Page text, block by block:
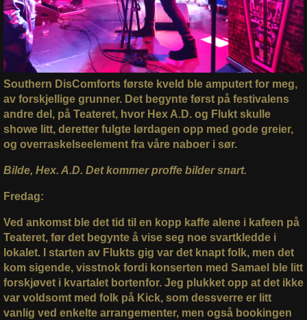
Southern DisComforts første kveld ble amputert for meg,
av forskjellige grunner. Det begynte først på festivalens
andre del, på Teateret, hvor Hex A.D. og Flukt skulle
showe litt, deretter fulgte lørdagen opp med gode greier,
og overraskelseelement fra våre naboer i sør.
Bilde, Hex. A.D. Det kommer proffe bilder snart.
Fredag:
Ved ankomst ble det tid til en kopp kaffe alene i kafeen på
Teateret, før det begynte å vise seg noe svartkledde i
lokalet. I starten av Flukts gig var det knapt folk, men det
kom sigende, visstnok fordi konserten med Samael ble litt
forskjøvet i kvartalet bortenfor. Jeg plukket opp at det ikke
var voldsomt med folk på Kick, som dessverre er litt
vanlig ved enkelte arrangementer, men også bookingen